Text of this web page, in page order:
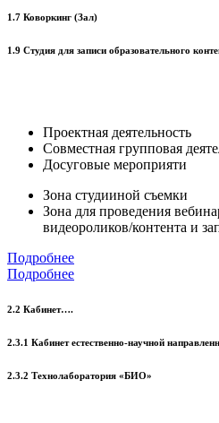
1.7 Коворкинг (Зал)
1.9 Студия для записи образовательного
Проектная деятельность
Совместная групповая
Досуговые мероприяти
Зона студииной съемки
Зона для проведения
видеороликов/контента и
Подробнее
Подробнее
2.2 Кабинет….
2.3.1 Кабинет естественно-научной
2.3.2 Технолаборатория «БИО»